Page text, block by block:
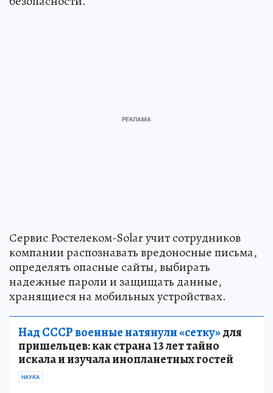
Сервис Ростелеком-Solar учит сотрудников
компании распознавать вредоносные письма,
определять опасные сайты, выбирать
надежные пароли и защищать данные,
хранящиеся на мобильных устройствах.
Над СССР военные натянули «сетку»для
пришельцев: как страна 13 лет тайно
искала и изучала инопланетных гостей
НАУКА